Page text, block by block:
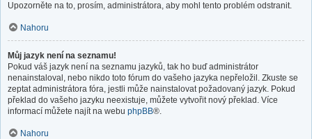
Upozorněte na to, prosím, administrátora, aby mohl tento problém odstranit.
Nahoru
Můj jazyk není na seznamu!
Pokud váš jazyk není na seznamu jazyků, tak ho buď administrátor
nenainstaloval, nebo nikdo toto fórum do vašeho jazyka nepřeložil. Zkuste se
zeptat administrátora fóra, jestli může nainstalovat požadovaný jazyk. Pokud
překlad do vašeho jazyku neexistuje, můžete vytvořit nový překlad. Více
informací můžete najít na webu phpBB®.
Nahoru